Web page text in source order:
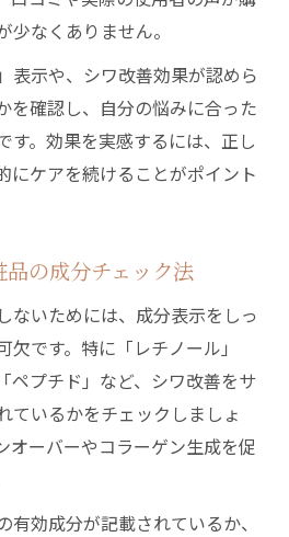
なくありません。
表示や、シワ改善効果が認めら
を確認し、自分の悩みに合った
す。効果を実感するには、正し
にケアを続けることがポイント
の成分チェック法
ないためには、成分表示をしっ
です。特に「レチノール」
ペプチド」など、シワ改善をサ
ているかをチェックしましょ
オーバーやコラーゲン生成を促
効成分が記載されているか、